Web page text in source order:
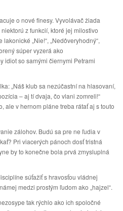
o nové finesy. Vyvolávač žiada
z funkcií, ktoré jej milostivo
„Nie!“, „Nedôveryhodný“,
súper vyzerá ako
idiot so samými čiernymi Petrami
„Náš klub sa nezúčastní na hlasovaní,
– aj tí dvaja, čo vlani zomreli!“
ale v hernom pláne treba rátať aj s touto
zálohov. Budú sa pre ne ľudia v
Pri viacerých pánoch dosť tristná
by to konečne bola prvá zmysluplná
súťažiť s hravosťou vládnej
medzi prostým ľudom ako „hajzel“.
tak rýchlo ako ich spoločné